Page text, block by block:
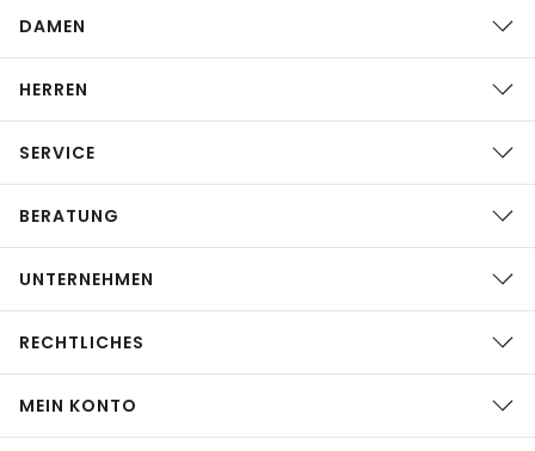
DAMEN
HERREN
SERVICE
BERATUNG
UNTERNEHMEN
RECHTLICHES
MEIN KONTO